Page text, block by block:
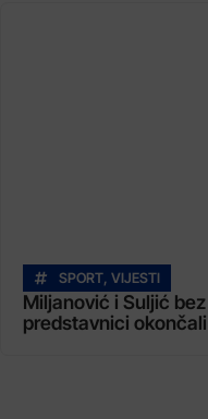
SPORT VIJESTI
Miljanović i Suljić
predstavnici